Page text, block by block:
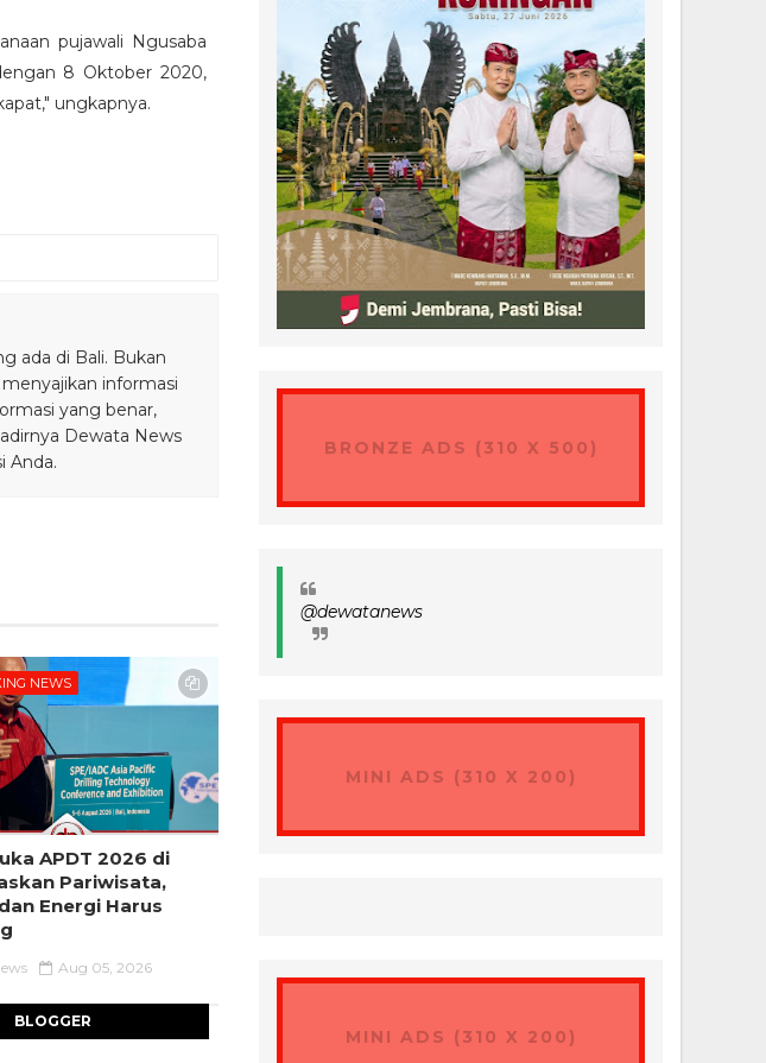
pujawali Ngusaba
8 Oktober 2020,
ungkapnya.
ada di Bali. Bukan
informasi
yang benar,
Dewata News
Anda.
NEWS
APDT 2026 di
Pariwisata,
Energi Harus
Aug 05, 2026
BLOGGER
BRONZE ADS (310 X 500)
@dewatanews
MINI ADS (310 X 200)
MINI ADS (310 X 200)